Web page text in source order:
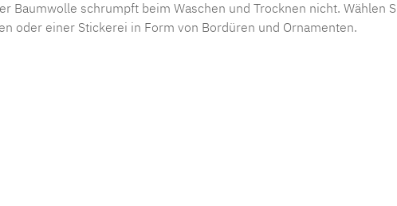
Baumwolle schrumpft beim Waschen und Trocknen nicht. Wählen
oder einer Stickerei in Form von Bordüren und Ornamenten.